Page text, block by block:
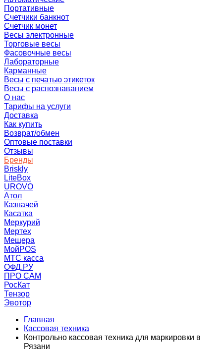
Портативные
Счетчики банкнот
Счетчик монет
Весы электронные
Торговые весы
Фасовочные весы
Лабораторные
Карманные
Весы с печатью этикеток
Весы с распознаванием
О нас
Тарифы на услуги
Доставка
Как купить
Возврат/обмен
Оптовые поставки
Отзывы
Бренды
Briskly
LiteBox
UROVO
Атол
Казначей
Касатка
Меркурий
Мертех
Мещера
МойPOS
МТС касса
ОФД.РУ
ПРО САМ
РосКат
Тензор
Эвотор
Главная
Кассовая техника
Контрольно кассовая техника для маркировки в
Рязани